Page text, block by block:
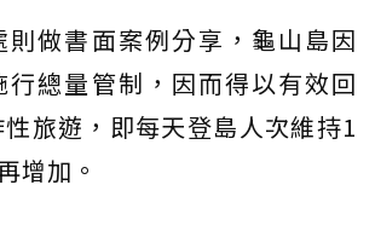
則做書面案例分享，龜山島因
行總量管制，因而得以有效回
旅遊，即每天登島人次維持1
增加。